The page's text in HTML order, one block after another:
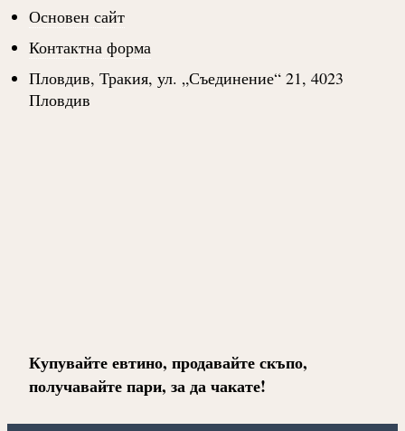
Основен сайт
Контактна форма
Пловдив, Тракия, ул. „Съединение“ 21, 4023
Пловдив
Купувайте евтино, продавайте скъпо,
получавайте пари, за да чакате!